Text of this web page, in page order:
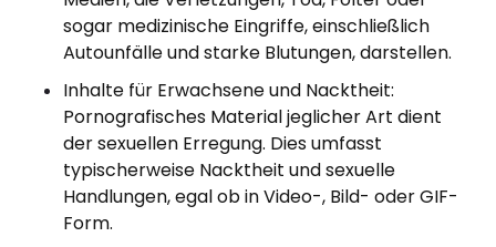
sogar medizinische Eingriffe, einschließlich
Autounfälle und starke Blutungen, darstellen.
Inhalte für Erwachsene und Nacktheit:
Pornografisches Material jeglicher Art dient
der sexuellen Erregung. Dies umfasst
typischerweise Nacktheit und sexuelle
Handlungen, egal ob in Video-, Bild- oder GIF-
Form.